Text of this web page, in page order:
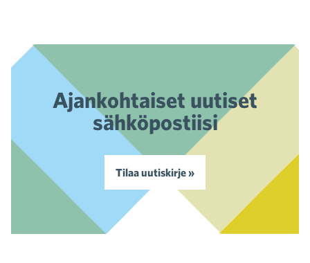
Ajankohtaiset uutiset
sähköpostiisi
Tilaa uutiskirje »